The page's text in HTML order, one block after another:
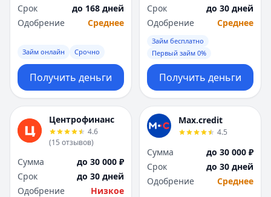
Самара
Санкт-Петербург
Саратов
Севастополь
Сургут
Т
Тольятти
Тюмень
У
Самара
Санкт-Петербург
Саратов
Севастополь
Сургут
Т
Тольятти
Тюмень
У
Срок
до 168 дней
Одобрение
Среднее
Займ онлайн Срочно
Получить деньги
Срок
до 30 дней
Одобрение
Среднее
Займ бесплатно
Первый займ 0%
Получить деньги
Центрофинанс
4.6
(15 отзывов)
Сумма
до 30 000 ₽
Срок
до 30 дней
Одобрение
Низкое
Max.credit
4.5
Сумма
до 30 000 ₽
Срок
до 30 дней
Одобрение
Среднее